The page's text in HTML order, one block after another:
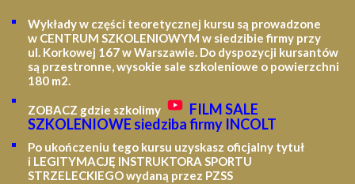
Wykłady w części teoretycznej kursu są prowadzone
w CENTRUM SZKOLENIOWYM w siedzibie firmy przy
ul. Korkowej 167 w Warszawie. Do dyspozycji kursantów
są przestronne, wysokie sale szkoleniowe o powierzchni
180 m2.
ZOBACZ gdzie szkolimy
FILM SALE
SZKOLENIOWE siedziba firmy INCOLT
Po ukończeniu tego kursu uzyskasz oficjalny tytuł
i LEGITYMACJĘ INSTRUKTORA SPORTU
STRZELECKIEGO wydaną przez PZSS